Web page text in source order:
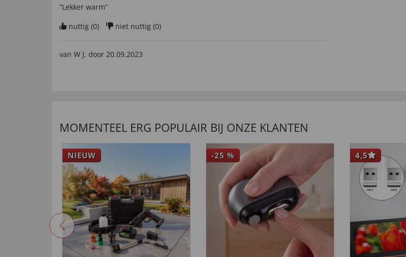
“Lekker warm”
nuttig (0) niet nuttig (0)
van W J. door 20.09.2023
vanJohn F. door
“Direct gebruikt en bevalt zeer goed.”
nuttig (0) niet nuttig (0)
vanjaak d. door 04.03.2022
“Tevreden ”
MOMENTEEL ERG POPULAIR BIJ ONZE KLANTEN
NIEUW -25 % 4,5